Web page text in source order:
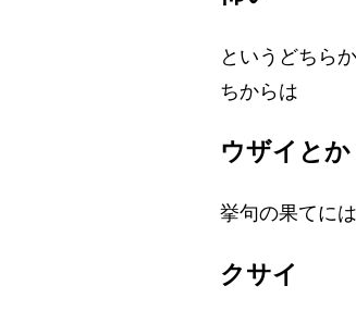
というどちら
ちからは
ウザイとか
挙句の果てには
クサイ